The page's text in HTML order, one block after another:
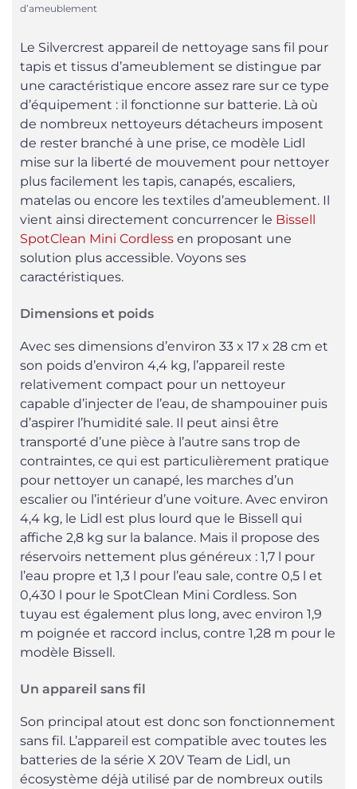
d’ameublement
Le Silvercrest appareil de nettoyage sans fil pour
tapis et tissus d’ameublement se distingue par
une caractéristique encore assez rare sur ce type
d’équipement : il fonctionne sur batterie. Là où
de nombreux nettoyeurs détacheurs imposent
de rester branché à une prise, ce modèle Lidl
mise sur la liberté de mouvement pour nettoyer
plus facilement les tapis, canapés, escaliers,
matelas ou encore les textiles d’ameublement. Il
vient ainsi directement concurrencer le Bissell
SpotClean Mini Cordless en proposant une
solution plus accessible. Voyons ses
caractéristiques.
Dimensions et poids
Avec ses dimensions d’environ 33 x 17 x 28 cm et
son poids d’environ 4,4 kg, l’appareil reste
relativement compact pour un nettoyeur
capable d’injecter de l’eau, de shampouiner puis
d’aspirer l’humidité sale. Il peut ainsi être
transporté d’une pièce à l’autre sans trop de
contraintes, ce qui est particulièrement pratique
pour nettoyer un canapé, les marches d’un
escalier ou l’intérieur d’une voiture. Avec environ
4,4 kg, le Lidl est plus lourd que le Bissell qui
affiche 2,8 kg sur la balance. Mais il propose des
réservoirs nettement plus généreux : 1,7 l pour
l’eau propre et 1,3 l pour l’eau sale, contre 0,5 l et
0,430 l pour le SpotClean Mini Cordless. Son
tuyau est également plus long, avec environ 1,9
m poignée et raccord inclus, contre 1,28 m pour le
modèle Bissell.
Un appareil sans fil
Son principal atout est donc son fonctionnement
sans fil. L’appareil est compatible avec toutes les
batteries de la série X 20V Team de Lidl, un
écosystème déjà utilisé par de nombreux outils